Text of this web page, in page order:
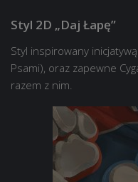
Styl 2D „Daj Łapę”
Styl inspirowany
Psami), oraz zapewne
razem z nim.